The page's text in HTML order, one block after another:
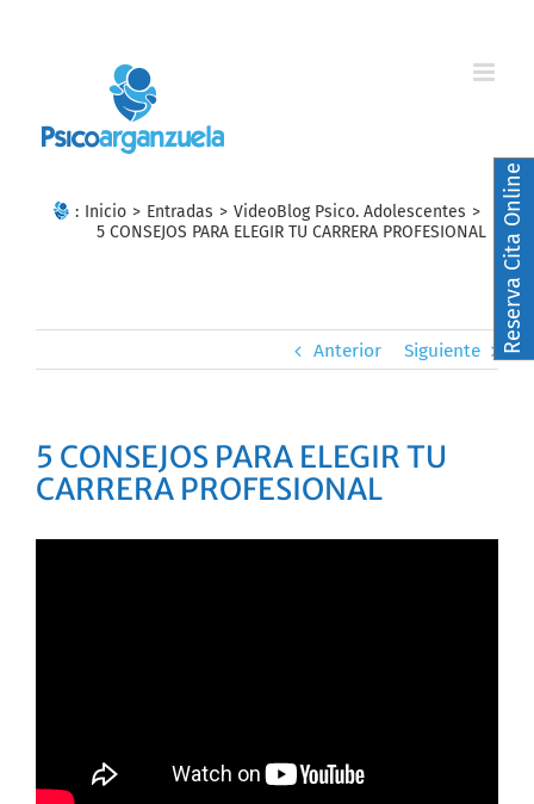
: Inicio > Entradas > VideoBlog Psico. Adolescentes >
5 CONSEJOS PARA ELEGIR TU CARRERA PROFESIONAL
Anterior Siguiente
5 CONSEJOS PARA ELEGIR TU
CARRERA PROFESIONAL
Reserva Cita Online